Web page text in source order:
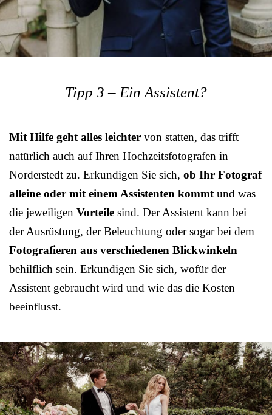
Tipp 3 – Ein Assistent?
Mit Hilfe geht alles leichter von statten, das trifft
natürlich auch auf Ihren Hochzeitsfotografen in
Norderstedt zu. Erkundigen Sie sich, ob Ihr Fotograf
alleine oder mit einem Assistenten kommt und was
die jeweiligen Vorteile sind. Der Assistent kann bei
der Ausrüstung, der Beleuchtung oder sogar bei dem
Fotografieren aus verschiedenen Blickwinkeln
behilflich sein. Erkundigen Sie sich, wofür der
Assistent gebraucht wird und wie das die Kosten
beeinflusst.